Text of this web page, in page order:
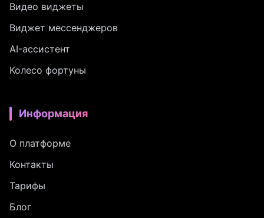
Видео виджеты
Виджет мессенджеров
AI-ассистент
Колесо фортуны
Информация
О платформе
Контакты
Тарифы
Блог